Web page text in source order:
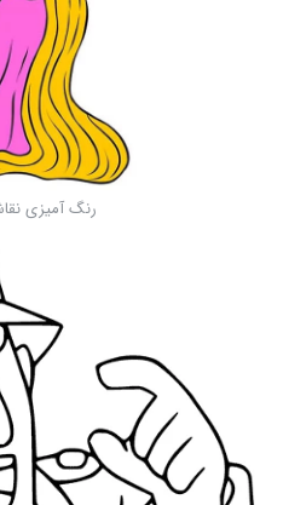
رنگ آمیزی